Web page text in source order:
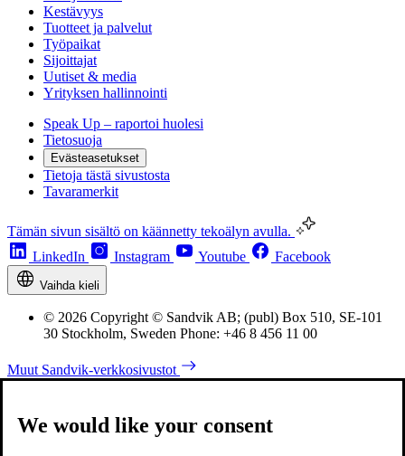
Kestävyys
Tuotteet ja palvelut
Työpaikat
Sijoittajat
Uutiset & media
Yrityksen hallinnointi
Speak Up – raportoi huolesi
Tietosuoja
Evästeasetukset
Tietoja tästä sivustosta
Tavaramerkit
Tämän sivun sisältö on käännetty tekoälyn avulla.
LinkedIn
Instagram Youtube Facebook
Vaihda kieli
© 2026 Copyright © Sandvik AB; (publ) Box 510, SE-101
30 Stockholm, Sweden Phone: +46 8 456 11 00
Muut Sandvik-verkkosivustot
We would like your consent